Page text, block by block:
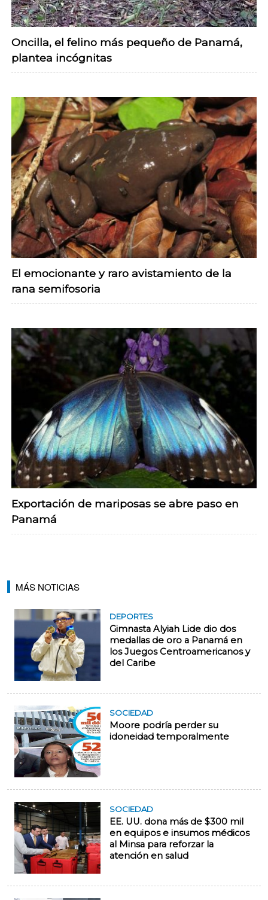
Oncilla, el felino más pequeño de Panamá,
plantea incógnitas
El emocionante y raro avistamiento de la
rana semifosoria
Exportación de mariposas se abre paso en
Panamá
MÁS NOTICIAS
DEPORTES
Gimnasta Alyiah Lide dio dos
medallas de oro a Panamá en
los Juegos Centroamericanos y
del Caribe
SOCIEDAD
Moore podría perder su
idoneidad temporalmente
SOCIEDAD
EE. UU. dona más de $300 mil
en equipos e insumos médicos
al Minsa para reforzar la
atención en salud